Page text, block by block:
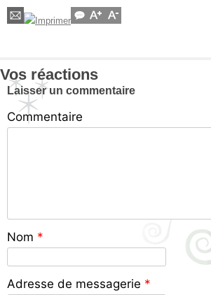
Vos réactions
Laisser un commentaire
Commentaire
Nom *
Adresse de messagerie *